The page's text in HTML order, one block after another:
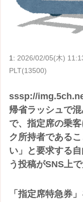
1: 2026/02/05(木)
PLT(13500)
sssp://
帰省ラッシュで
で、指定席の乗
ク所持者である
い」と要求する
う投稿がSNS上
「指定席特急券